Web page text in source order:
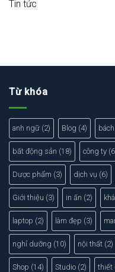
Tin tức
Từ khóa
anh ngữ (2) Blog (4)
bất động sản (18) công ty
Dược phẩm (3) dịch vụ (6)
Giới thiệu (3) in ấn (2)
laptop (2) làm đẹp (3)
nghỉ dưỡng (10) nội thất (2)
Shop (14) Studio (2) thiết